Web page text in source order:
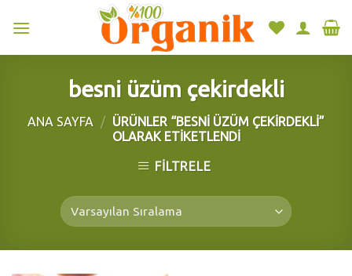
besni üzüm çekirdekli
ANA SAYFA / ÜRÜNLER “BESNI ÜZÜM ÇEKIRDEKLI”
OLARAK ETIKETLENDI
FILTRELE